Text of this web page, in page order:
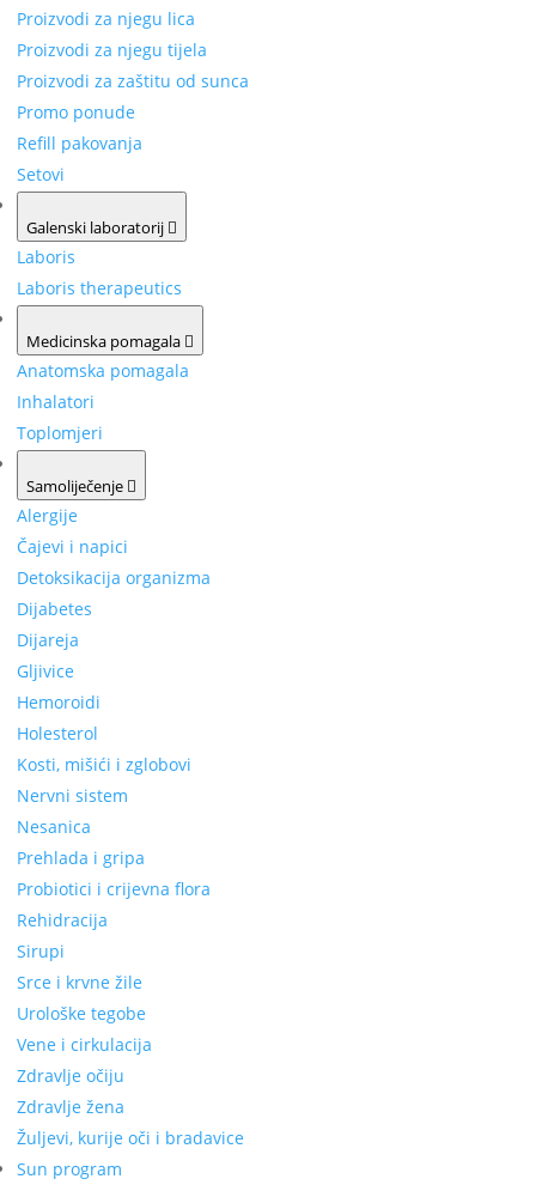
Proizvodi za njegu lica
Proizvodi za njegu tijela
Proizvodi za zaštitu od sunca
Promo ponude
Refill pakovanja
Setovi
Galenski laboratorij
Laboris
Laboris therapeutics
Medicinska pomagala
Anatomska pomagala
Inhalatori
Toplomjeri
Samoliječenje
Alergije
Čajevi i napici
Detoksikacija organizma
Dijabetes
Dijareja
Gljivice
Hemoroidi
Holesterol
Kosti, mišići i zglobovi
Nervni sistem
Nesanica
Prehlada i gripa
Probiotici i crijevna flora
Rehidracija
Sirupi
Srce i krvne žile
Urološke tegobe
Vene i cirkulacija
Zdravlje očiju
Zdravlje žena
Žuljevi, kurije oči i bradavice
Sun program